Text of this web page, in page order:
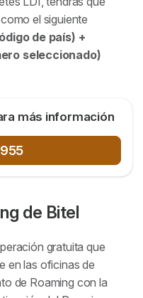
el siguiente
de país) +
seleccionado)
más información
de Bitel
gratuita que
en las oficinas de
de Roaming con la